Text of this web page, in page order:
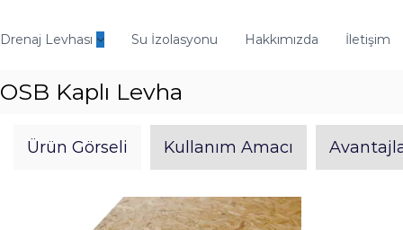
ü
t
Drenaj Levhası Su İzolasyonu Hakkımızda İletişim
OSB Kaplı Levha
Ürün Görseli Kullanım Amacı